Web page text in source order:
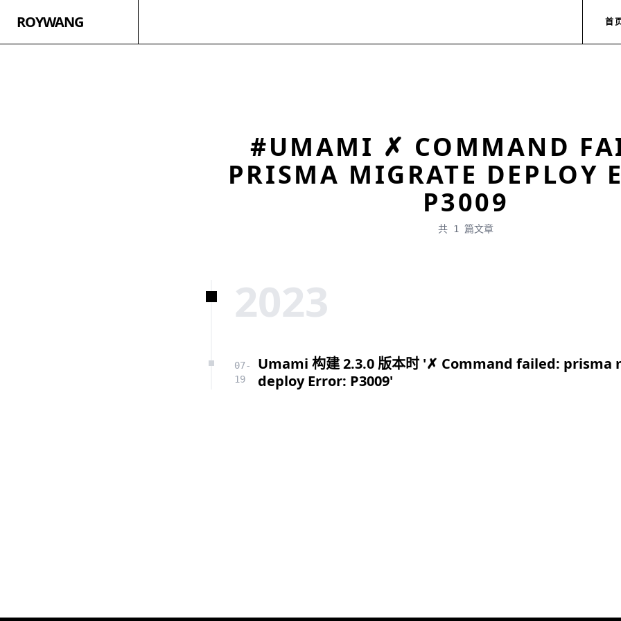
ROYWANG 首
#UMAMI ✗ COMMAND
PRISMA MIGRATE DEPLOY
P3009
共 1 篇文章
2023
07-
19
Umami 构建 2.3.0 版本时 '✗ Command failed: prisma
deploy Error: P3009'